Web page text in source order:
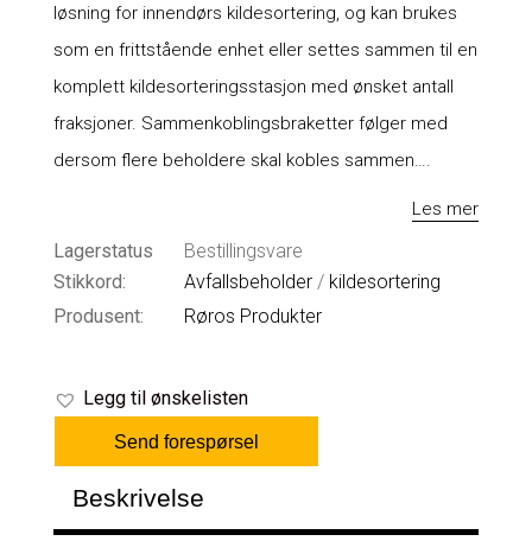
løsning for innendørs kildesortering, og kan brukes
som en frittstående enhet eller settes sammen til en
komplett kildesorteringsstasjon med ønsket antall
fraksjoner. Sammenkoblingsbraketter følger med
dersom flere beholdere skal kobles sammen….
Les mer
Lagerstatus
Bestillingsvare
Stikkord:
Avfallsbeholder/ kildesortering
Produsent:
Røros Produkter
Legg til ønskelisten
Send forespørsel
Beskrivelse